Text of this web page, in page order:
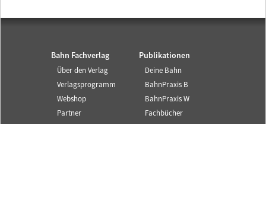
Bahn Fachverlag
Über den Verlag
Verlagsprogramm
Webshop
Partner
Publikationen
Deine Bahn
BahnPraxis B
BahnPraxis W
Fachbücher